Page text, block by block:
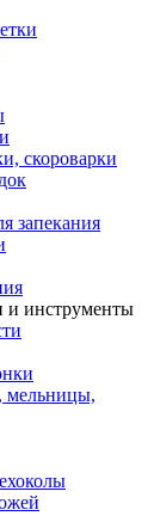
скороварки
запекания
и инструменты
мельницы,